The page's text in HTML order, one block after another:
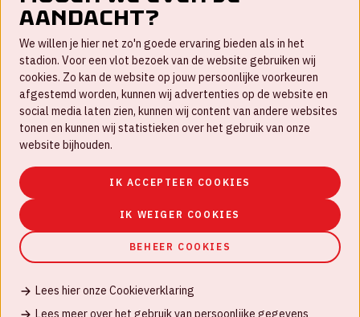
Werken bij
Disclaimer
aandacht?
We willen je hier net zo'n goede ervaring bieden als in het
stadion. Voor een vlot bezoek van de website gebruiken wij
cookies. Zo kan de website op jouw persoonlijke voorkeuren
afgestemd worden, kunnen wij advertenties op de website en
social media laten zien, kunnen wij content van andere websites
tonen en kunnen wij statistieken over het gebruik van onze
website bijhouden.
IK ACCEPTEER COOKIES
IK WEIGER COOKIES
BEHEER COOKIES
Lees hier onze Cookieverklaring
Lees meer over het gebruik van persoonlijke gegevens